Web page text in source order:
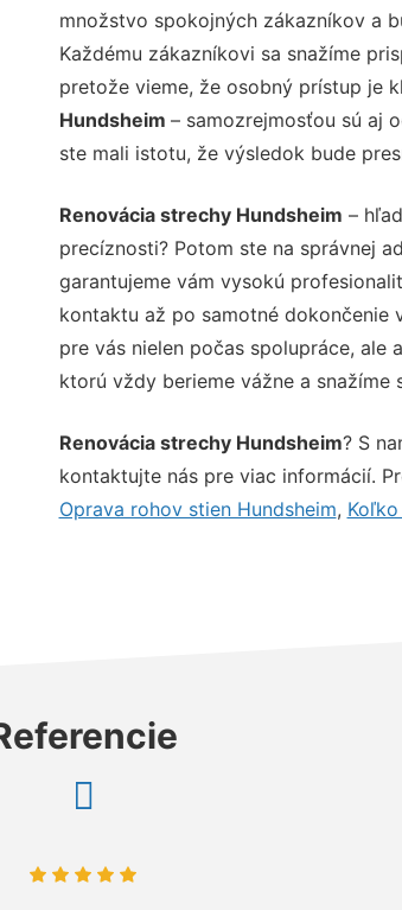
množstvo spokojných zákazníkov a
Každému zákazníkovi sa snažíme
pretože vieme, že osobný prístup je
Hundsheim – samozrejmosťou sú aj
ste mali istotu, že výsledok bude
Renovácia strechy Hundsheim –
precíznosti? Potom ste na správnej
garantujeme vám vysokú
kontaktu až po samotné dokončenie
pre vás nielen počas spolupráce, ale
ktorú vždy berieme vážne a
Renovácia strechy Hundsheim? S
kontaktujte nás pre viac informácií.
Oprava rohov stien Hundsheim,